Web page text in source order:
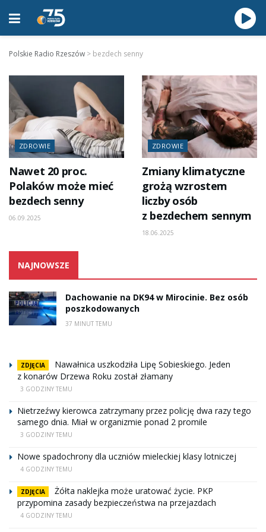
Polskie Radio Rzeszów > bezdech senny
ZDROWIE
Nawet 20 proc.
Polaków może mieć
bezdech senny
06.09.2025
ZDROWIE
Zmiany klimatyczne
grożą wzrostem
liczby osób
z bezdechem sennym
18.06.2025
NAJNOWSZE
Dachowanie na DK94 w Mirocinie. Bez osób
poszkodowanych
37 MINUT TEMU
ZDJĘCIA
Nawałnica uszkodziła Lipę Sobieskiego. Jeden
z konarów Drzewa Roku został złamany
3 GODZINY TEMU
Nietrzeźwy kierowca zatrzymany przez policję dwa razy tego
samego dnia. Miał w organizmie ponad 2 promile
3 GODZINY TEMU
Nowe spadochrony dla uczniów mieleckiej klasy lotniczej
4 GODZINY TEMU
ZDJĘCIA
Żółta naklejka może uratować życie. PKP
przypomina zasady bezpieczeństwa na przejazdach
4 GODZINY TEMU